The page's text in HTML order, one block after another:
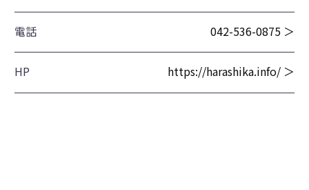
電話 042-536-0875 ＞
HP https://harashika.info/ ＞